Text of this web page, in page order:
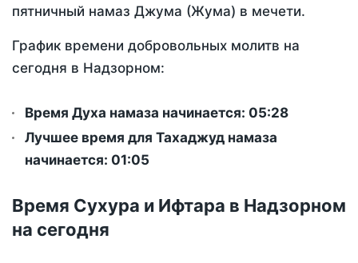
пятничный намаз Джума (Жума) в мечети.
График времени добровольных молитв на
сегодня в Надзорном:
Время Духа намаза начинается: 05:28
Лучшее время для Тахаджуд намаза
начинается: 01:05
Время Сухура и Ифтара в Надзорном
на сегодня